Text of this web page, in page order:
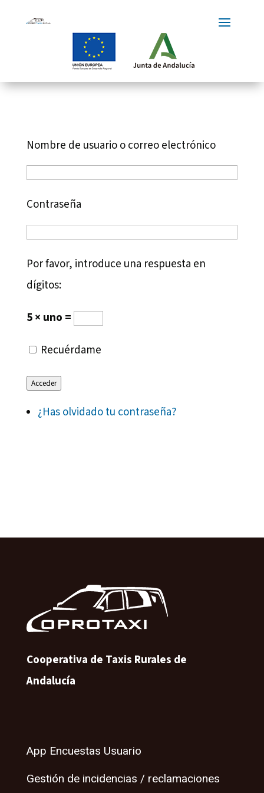
Nombre de usuario o correo electrónico
Contraseña
Por favor, introduce una respuesta en
dígitos:
5 × uno =
Recuérdame
Acceder
¿Has olvidado tu contraseña?
Cooperativa de Taxis Rurales de
Andalucía
App Encuestas Usuario
Gestión de incidencias / reclamaciones